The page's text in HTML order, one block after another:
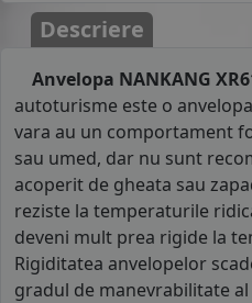
Descriere
Anvelopa NANKANG
autoturisme este o
vara au un comportament
sau umed, dar nu sunt
acoperit de gheata sau
reziste la temperaturile
deveni mult prea rigide la
Rigiditatea anvelopelor
gradul de manevrabilitate al